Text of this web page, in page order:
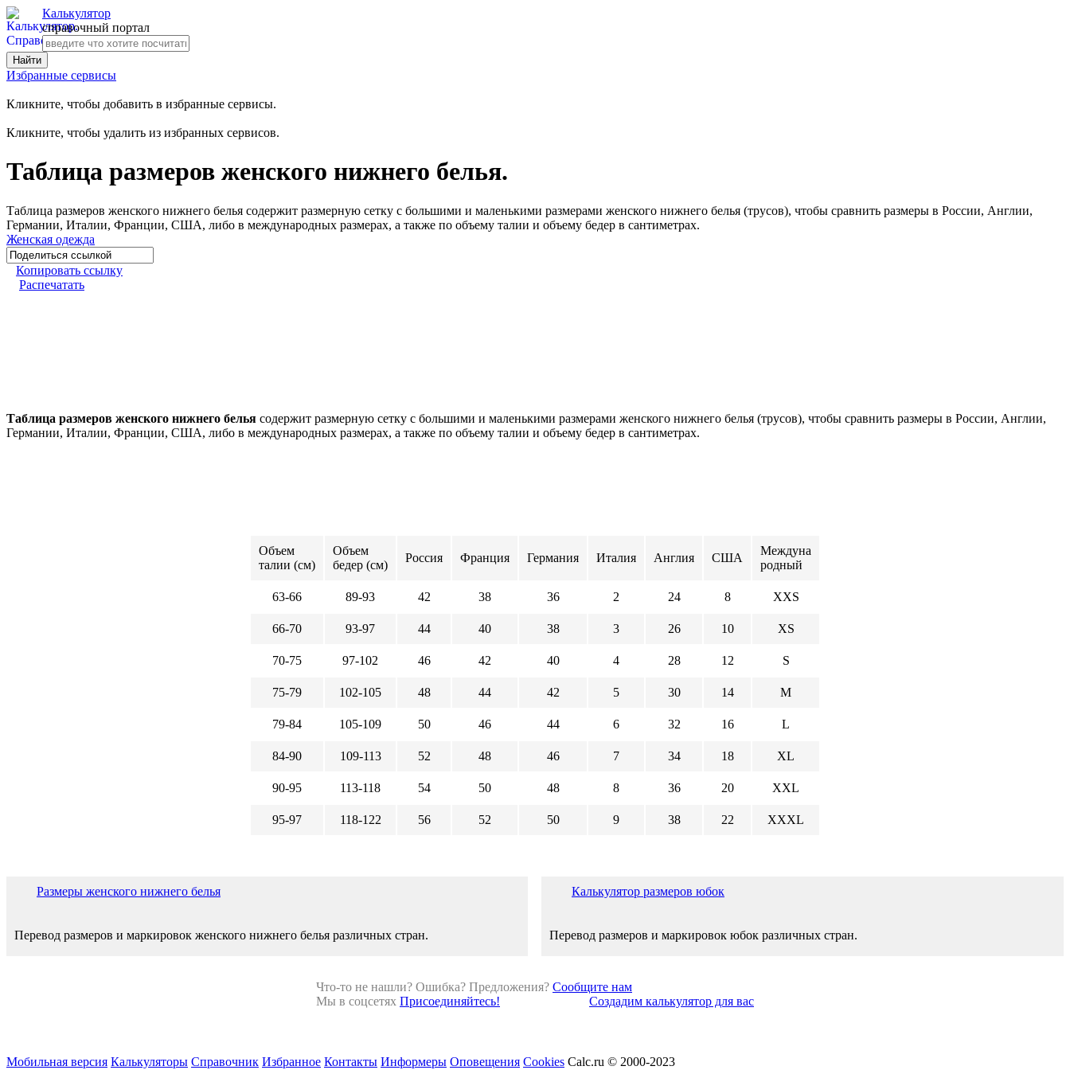
Калькулятор
справочный портал
Избранные сервисы
Кликните, чтобы добавить в избранные сервисы.
Кликните, чтобы удалить из избранных сервисов.
Таблица размеров женского нижнего белья.
Таблица размеров женского нижнего белья содержит размерную сетку с большими и маленькими размерами женского нижнего белья (трусов), чтобы сравнить размеры в России, Англии,
Германии, Италии, Франции, США, либо в международных размерах, а также по объему талии и объему бедер в сантиметрах.
Женская одежда
Копировать ссылку
Распечатать
Таблица размеров женского нижнего белья содержит размерную сетку с большими и маленькими размерами женского нижнего белья (трусов), чтобы сравнить размеры в России, Англии,
Германии, Италии, Франции, США, либо в международных размерах, а также по объему талии и объему бедер в сантиметрах.
Объем
талии (см)
Объем
бедер (см)
Россия Франция Германия Италия Англия США
Междуна
родный
63-66 89-93 42 38 36 2 24 8 XXS
66-70 93-97 44 40 38 3 26 10 XS
70-75 97-102 46 42 40 4 28 12 S
75-79 102-105 48 44 42 5 30 14 M
79-84 105-109 50 46 44 6 32 16 L
84-90 109-113 52 48 46 7 34 18 XL
90-95 113-118 54 50 48 8 36 20 XXL
95-97 118-122 56 52 50 9 38 22 XXXL
Размеры женского нижнего белья
Перевод размеров и маркировок женского нижнего белья различных стран.
Калькулятор размеров юбок
Перевод размеров и маркировок юбок различных стран.
Что-то не нашли? Ошибка? Предложения? Сообщите нам
Мы в соцсетях Присоединяйтесь! Создадим калькулятор для вас
Мобильная версия Калькуляторы Справочник Избранное Контакты Информеры Оповещения Cookies Calc.ru © 2000-2023